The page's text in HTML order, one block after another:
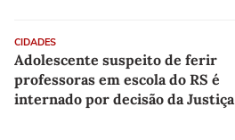
CIDADES
Adolescente suspeito de ferir
professoras em escola do RS é
internado por decisão da Justiça